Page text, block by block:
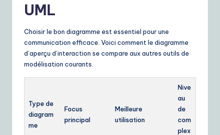
UML
Choisir le bon diagramme est essentiel pour une
communication efficace. Voici comment le diagramme
d’aperçu d’interaction se compare aux autres outils de
modélisation courants.
Type de
diagram
me
Focus
principal
Meilleure
utilisation
Nive
au
de
com
plex